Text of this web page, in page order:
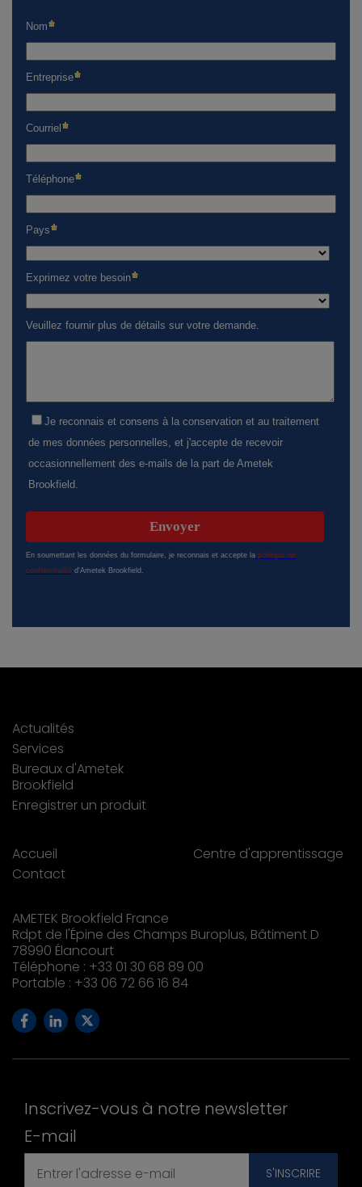
Actualités
Services
Bureaux d'Ametek
Brookfield
Enregistrer un produit
Accueil
Contact
Centre d'apprentissage
AMETEK Brookfield France
Rdpt de l'Épine des Champs Buroplus, Bâtiment D
78990 Élancourt
Téléphone : +33 01 30 68 89 00
Portable : +33 06 72 66 16 84
Inscrivez-vous à notre newsletter
E-mail